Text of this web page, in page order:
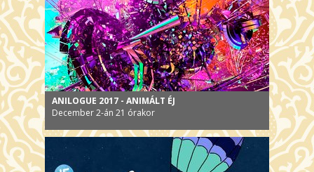
ANILOGUE 2017 - ANIMÁLT ÉJ
December 2-án 21 órakor